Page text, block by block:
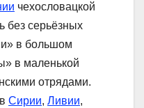
чехословацкой
без серьёзных
в большом
в маленькой
отрядами.
Сирии, Ливии,